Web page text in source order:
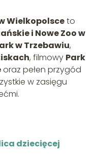
Wielkopolsceto
i Nowe Zoo w
w Trzebawiu,
, filmowy Park
oraz pełen przygód
w zasięgu
dziecięcej